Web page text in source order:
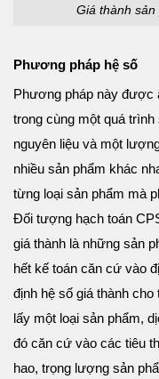
Giá thành
Phương pháp hệ số
Phương pháp này được
trong cùng một quá
nguyên liệu và một
nhiều sản phẩm khác
từng loại sản phẩm mà
Đối tượng hạch toán
giá thành là những sản
hết kế toán căn cứ vào
định hệ số giá thành
lấy một loại sản phẩm,
đó căn cứ vào các tiêu
hao, trọng lượng sản